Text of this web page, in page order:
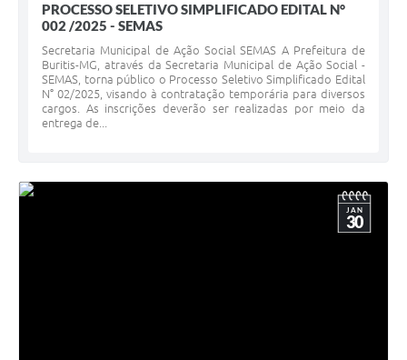
PROCESSO SELETIVO SIMPLIFICADO EDITAL N°
002 /2025 - SEMAS
Secretaria Municipal de Ação Social SEMAS A Prefeitura de
Buritis-MG, através da Secretaria Municipal de Ação Social -
SEMAS, torna público o Processo Seletivo Simplificado Edital
N° 02/2025, visando à contratação temporária para diversos
cargos. As inscrições deverão ser realizadas por meio da
entrega de...
JAN
30